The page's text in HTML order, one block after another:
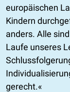
europäischen
Kindern
anders. Alle
Laufe unseres
gerecht.